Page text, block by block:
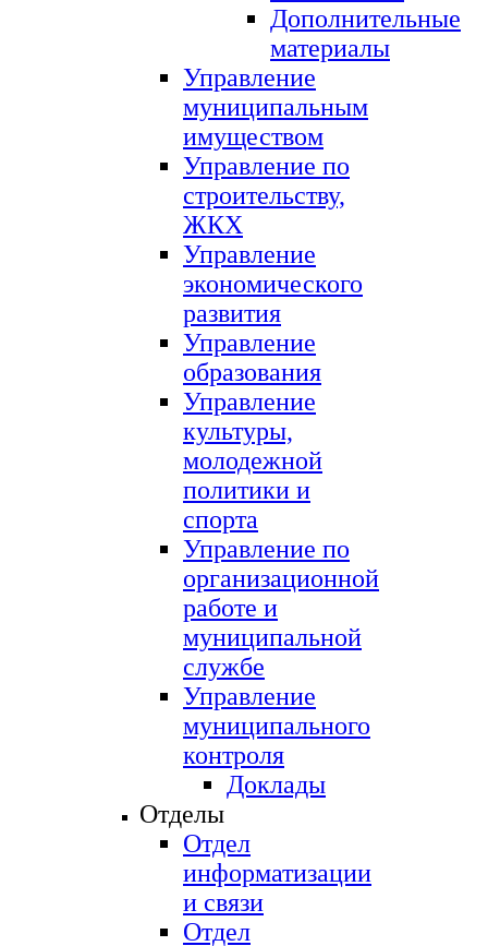
Дополнительные
материалы
Управление
муниципальным
имуществом
Управление по
строительству,
ЖКХ
Управление
экономического
развития
Управление
образования
Управление
культуры,
молодежной
политики и
спорта
Управление по
организационной
работе и
муниципальной
службе
Управление
муниципального
контроля
Доклады
Отделы
Отдел
информатизации
и связи
Отдел